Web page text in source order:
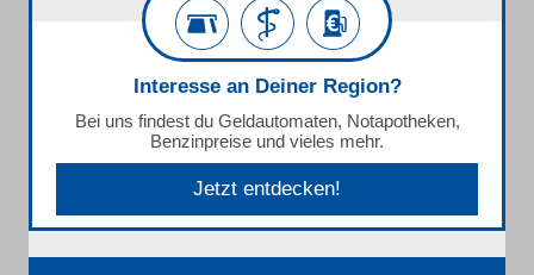
Interesse an Deiner Region?
Bei uns findest du Geldautomaten, Notapotheken,
Benzinpreise und vieles mehr.
Jetzt entdecken!